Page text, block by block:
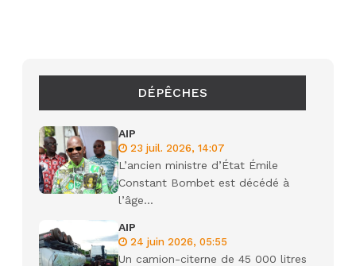
DÉPÊCHES
AIP
23 juil. 2026, 14:07
L’ancien ministre d’État Émile
Constant Bombet est décédé à
l’âge...
AIP
24 juin 2026, 05:55
Un camion-citerne de 45 000 litres